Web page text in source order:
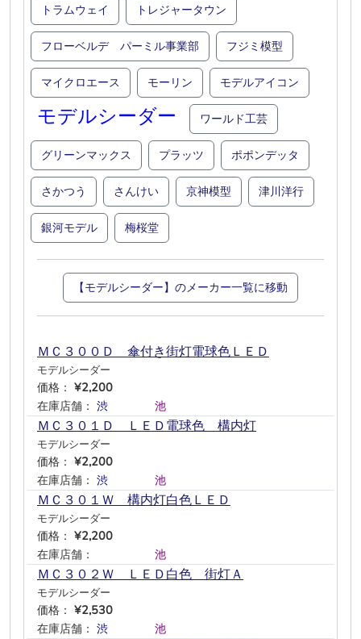
トラムウェイ トレジャータウン
フローベルデ パーミル事業部 フジミ模型
マイクロエース モーリン モデルアイコン
モデルシーダー ワールド工芸
グリーンマックス プラッツ ポポンデッタ
さかつう さんけい 京神模型 津川洋行
銀河モデル 梅桜堂
【モデルシーダー】のメーカー一覧に移動
ＭＣ３００Ｄ 傘付き街灯電球色ＬＥＤ
モデルシーダー
価格： ¥2,200
在庫店舗： 渋 池
ＭＣ３０１Ｄ ＬＥＤ電球色 構内灯
モデルシーダー
価格： ¥2,200
在庫店舗： 渋 池
ＭＣ３０１Ｗ 構内灯白色ＬＥＤ
モデルシーダー
価格： ¥2,200
在庫店舗：
池
ＭＣ３０２Ｗ ＬＥＤ白色 街灯Ａ
モデルシーダー
価格： ¥2,530
在庫店舗： 渋 池